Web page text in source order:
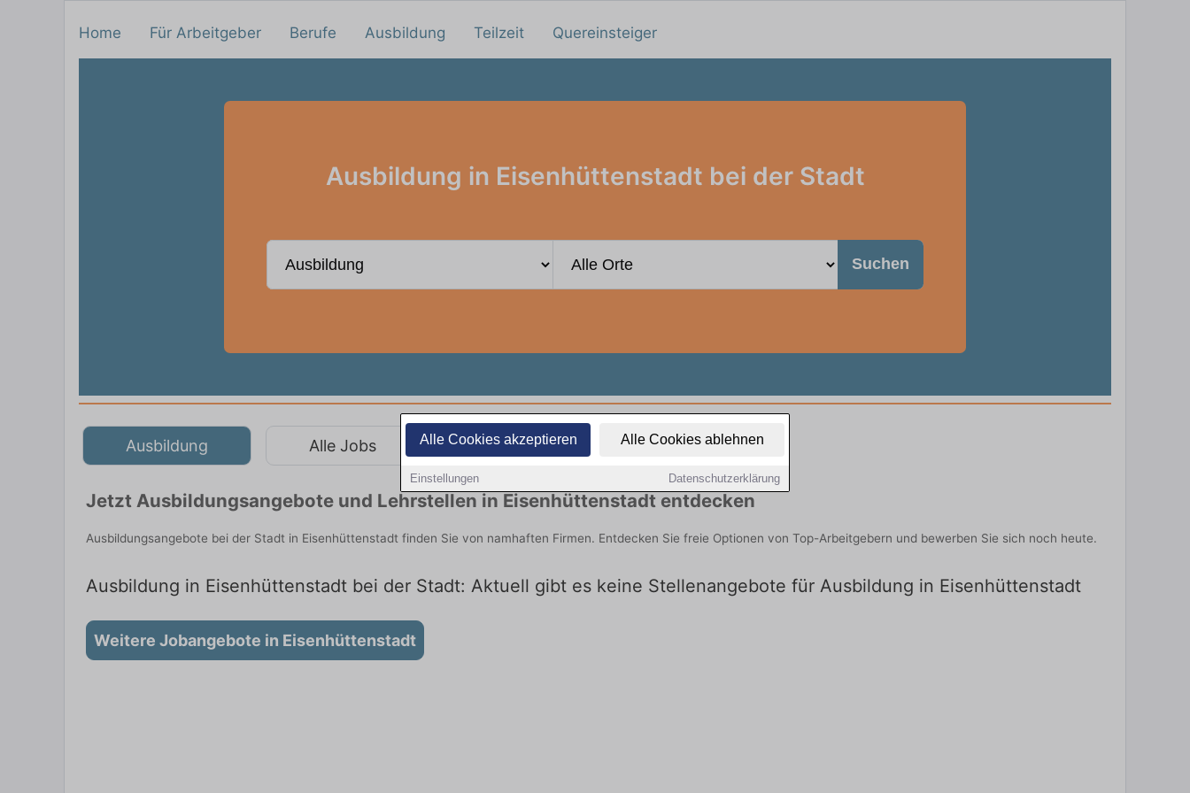
Alle Cookies akzeptieren Alle Cookies ablehnen
Einstellungen Datenschutzerklärung
Home Für Arbeitgeber Berufe Ausbildung Teilzeit Quereinsteiger
Ausbildung in Eisenhüttenstadt bei der Stadt
Suchen
Ausbildung Alle Jobs Teilzeit Quereinsteiger
Jetzt Ausbildungsangebote und Lehrstellen in Eisenhüttenstadt entdecken
Ausbildungsangebote bei der Stadt in Eisenhüttenstadt finden Sie von namhaften Firmen. Entdecken Sie freie Optionen von Top-Arbeitgebern und bewerben Sie sich noch heute.
Ausbildung in Eisenhüttenstadt bei der Stadt: Aktuell gibt es keine Stellenangebote für Ausbildung in Eisenhüttenstadt
Weitere Jobangebote in Eisenhüttenstadt